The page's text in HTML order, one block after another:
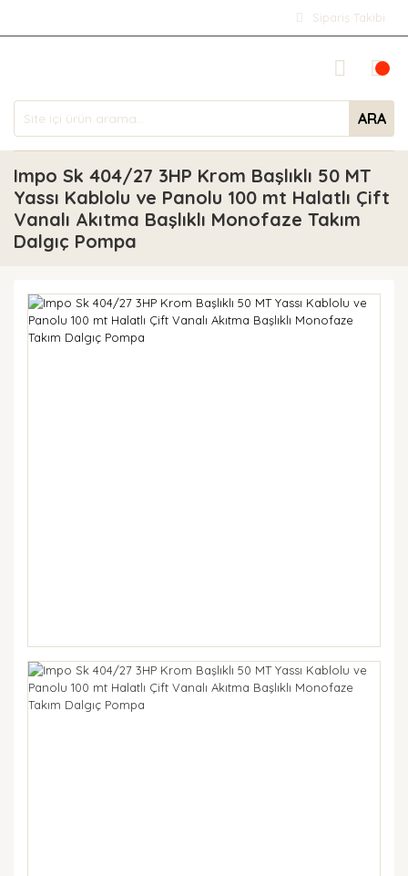
Sipariş Takibi
ARA
Impo Sk 404/27 3HP Krom Başlıklı 50 MT
Yassı Kablolu ve Panolu 100 mt Halatlı Çift
Vanalı Akıtma Başlıklı Monofaze Takım
Dalgıç Pompa